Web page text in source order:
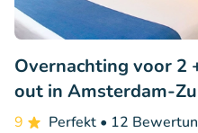
Overnachting voor 2
out in Amsterdam-
9 Perfekt • 12